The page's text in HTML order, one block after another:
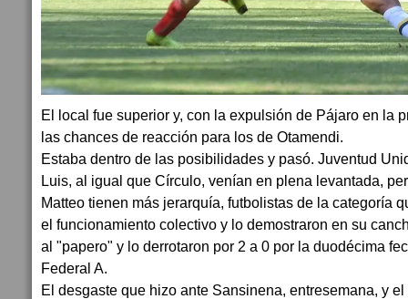
El local fue superior y, con la expulsión de Pájaro en la
las chances de reacción para los de Otamendi.
Estaba dentro de las posibilidades y pasó. Juventud
Luis, al igual que Círculo, venían en plena levantada,
Matteo tienen más jerarquía, futbolistas de la categoría
el funcionamiento colectivo y lo demostraron en su
al "papero" y lo derrotaron por 2 a 0 por la duodécima
Federal A.
El desgaste que hizo ante Sansinena, entresemana, y